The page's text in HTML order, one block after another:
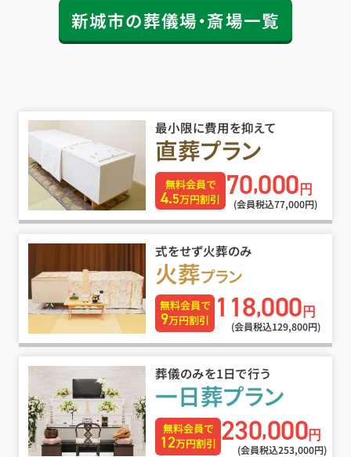
新城市の葬儀場・斎場一覧
最小限に費用を抑えて
直葬プラン
無料会員で
4.5万円割引 70,000 円
(会員税込77,000円)
式をせず火葬のみ
火葬プラン
無料会員で
9万円割引 118,000 円
(会員税込129,800円)
葬儀のみを1日で行う
一日葬プラン
無料会員で
12万円割引 230,000円
(会員税込253,000円)